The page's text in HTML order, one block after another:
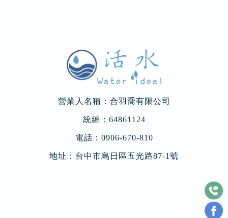
營業人名稱：合羽喬有限公司
統編：64861124
電話： 0906-670-810
地址： 台中市烏日區五光路87-1號